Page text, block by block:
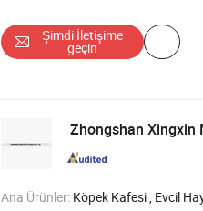
Şimdi İletişime
geçin
Zhongshan Xingxin
Ana Ürünler: Köpek Kafesi , Evcil Hayvan Kafesi , Kuş Kafesi , Papağan Üretim